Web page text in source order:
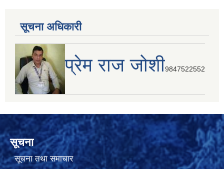
सूचना अधिकारी
प्रेम राज जोशी9847522552
सूचना
सूचना तथा समाचार